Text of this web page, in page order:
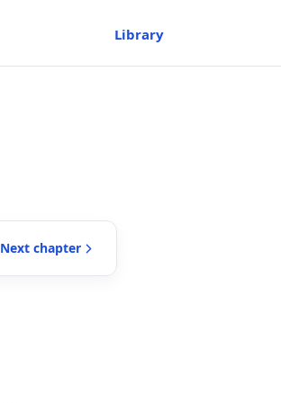
Library
Next chapter